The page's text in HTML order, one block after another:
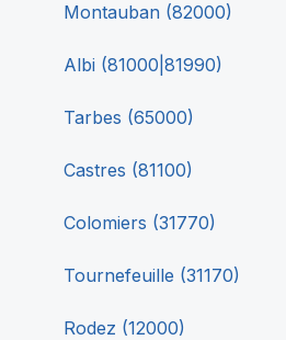
Montauban (82000)
Albi (81000|81990)
Tarbes (65000)
Castres (81100)
Colomiers (31770)
Tournefeuille (31170)
Rodez (12000)